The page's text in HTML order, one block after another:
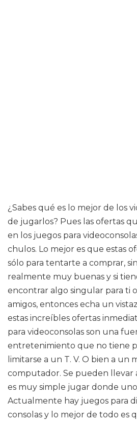
¿Sabes qué es lo mejor de los
de jugarlos? Pues las ofertas
en los juegos para
chulos. Lo mejor es que estas
sólo para tentarte a comprar,
realmente muy buenas y si
encontrar algo singular para ti
amigos, entonces echa un
estas increíbles ofertas
para videoconsolas son una
entretenimiento que no tiene
limitarse a un T. V. O bien a un
computador. Se pueden llevar
es muy simple jugar donde
Actualmente hay juegos para
consolas y lo mejor de todo es